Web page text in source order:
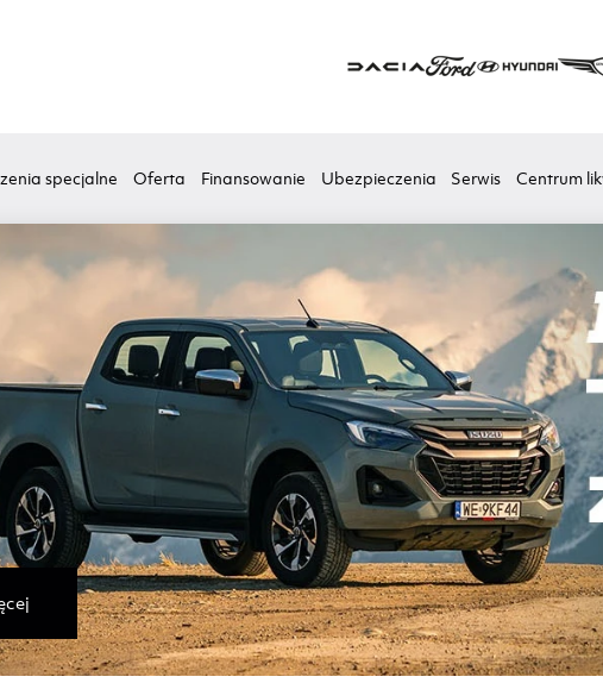
specjalne Oferta Finansowanie Ubezpieczenia Serwis Centrum